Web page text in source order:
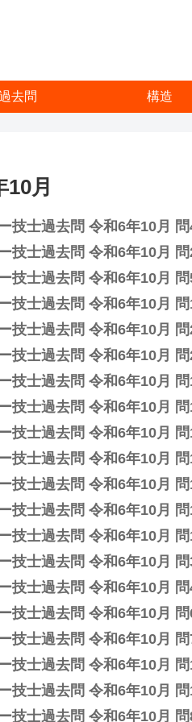
去問 構造
月
技士過去問 令和6年10月
技士過去問 令和6年10月
技士過去問 令和6年10月 問
技士過去問 令和6年10月 問
技士過去問 令和6年10月 問
技士過去問 令和6年10月
技士過去問 令和6年10月
技士過去問 令和6年10月
技士過去問 令和6年10月
技士過去問 令和6年10月
技士過去問 令和6年10月
技士過去問 令和6年10月
技士過去問 令和6年10月
技士過去問 令和6年10月 問
技士過去問 令和6年10月 問
技士過去問 令和6年10月 問
技士過去問 令和6年10月 問
技士過去問 令和6年10月
技士過去問 令和6年10月
技士過去問 令和6年10月 問